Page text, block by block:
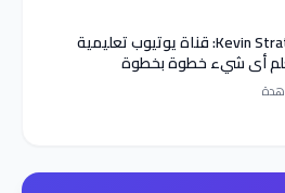
قناة Kevin Stratvert: قناة يوتيوب تعليمية
أي شيء خطوة بخطوة